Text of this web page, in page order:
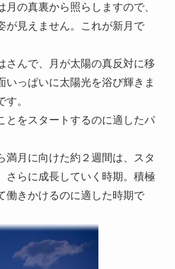
月の真裏から照らしますので、
が見えません。これが新月で
さんで、月が太陽の真反対に移
いっぱいに太陽光を浴び輝きま
。
とをスタートするのに適したパ
満月に向けた約２週間は、スタ
さらに成長していく時期。積極
働きかけるのに適した時期で